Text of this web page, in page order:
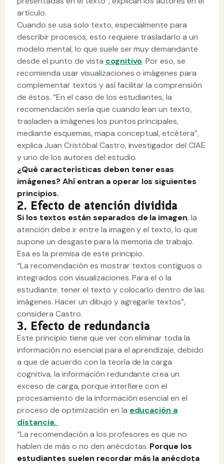
artículo.
Cuando se usa solo texto, especialmente para
describir procesos, esto requiere trasladarlo a un
modelo mental, lo que suele ser muy demandante
desde el punto de vista cognitivo. Por eso, se
recomienda usar visualizaciones o imágenes para
complementar textos y así facilitar la comprensión
de éstos. “En el caso de los estudiantes, la
recomendación sería que cuando lean un texto,
trasladen a imágenes los puntos principales,
mediante esquemas, mapa conceptual, etcétera”,
explica Juan Cristóbal Castro, investigador del CIAE
y uno de los autores del estudio.
¿Qué características deben tener esas
imágenes? Ahí entran a operar los siguientes
principios.
2. Efecto de atención dividida
Si los textos están separados de la imagen, la
atención debe ir entre la imagen y el texto, lo que
supone un desgaste para la memoria de trabajo.
Esa es la premisa de este principio.
“La recomendación es mostrar textos contiguos o
integrados con visualizaciones. Para el o la
estudiante: tener el texto y colocarlo dentro de las
imágenes. Hacer un dibujo y agregarle textos”,
considera Castro.
3. Efecto de redundancia
Este principio tiene que ver con eliminar toda la
información no esencial para el aprendizaje, debido
a que de acuerdo con la teoría de la carga
cognitiva, la información redundante crea un
exceso de carga, porque interfiere con el
procesamiento de la información esencial en el
proceso de optimización en la educación a
distancia.
“La recomendación a los profesores es que no
hablen de más o no den anécdotas. Porque los
estudiantes suelen recordar más la anécdota